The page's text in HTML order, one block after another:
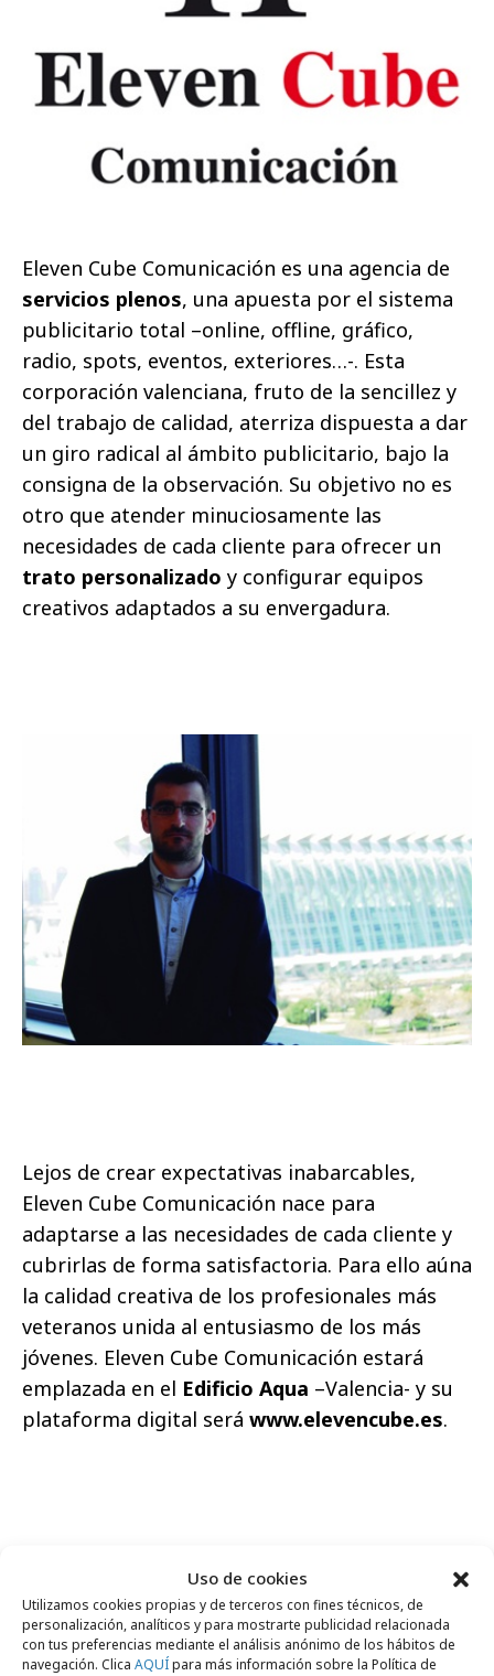
Uso de cookies
Utilizamos cookies propias y de terceros con fines técnicos, de
personalización, analíticos y para mostrarte publicidad relacionada
con tus preferencias mediante el análisis anónimo de los hábitos de
navegación. Clica AQUÍpara más información sobre la Política de
Eleven Cube Comunicación es una agencia de
servicios plenos, una apuesta por el sistema
publicitario total –online, offline, gráfico,
radio, spots, eventos, exteriores…-. Esta
corporación valenciana, fruto de la sencillez y
del trabajo de calidad, aterriza dispuesta a dar
un giro radical al ámbito publicitario, bajo la
consigna de la observación. Su objetivo no es
otro que atender minuciosamente las
necesidades de cada cliente para ofrecer un
trato personalizado y configurar equipos
creativos adaptados a su envergadura.
Lejos de crear expectativas inabarcables,
Eleven Cube Comunicación nace para
adaptarse a las necesidades de cada cliente y
cubrirlas de forma satisfactoria. Para ello aúna
la calidad creativa de los profesionales más
veteranos unida al entusiasmo de los más
jóvenes. Eleven Cube Comunicación estará
emplazada en el Edificio Aqua –Valencia- y su
plataforma digital será www.elevencube.es.